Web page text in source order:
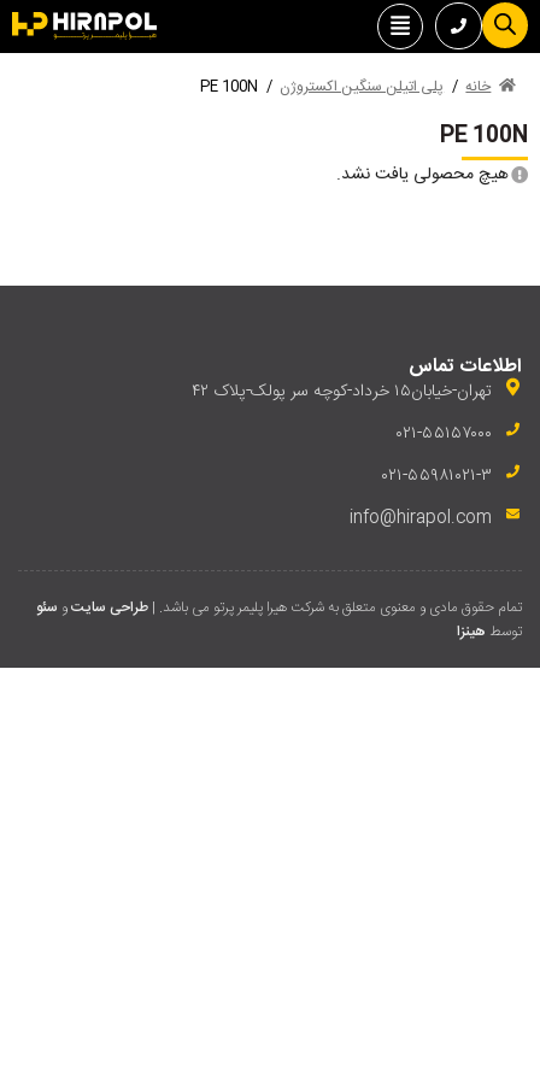
خانه / پلی اتیلن سنگین اکستروژن /
PE 100N
PE 100N
هیچ محصولی یافت نشد.
اطلاعات تماس
تهران-خیابان۱۵ خرداد-کوچه سر پولک-پلاک ۴۲
۰۲۱-۵۵۱۵۷۰۰۰
۰۲۱-۵۵۹۸۱۰۲۱-۳
info@hirapol.com
تمام حقوق مادی و معنوی متعلق به شرکت هیرا پلیمر پرتو می باشد. | طراحی سایتو سئو
توسط هینزا